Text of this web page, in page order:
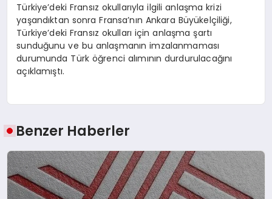
Türkiye’deki Fransız okullarıyla ilgili anlaşma krizi
yaşandıktan sonra Fransa’nın Ankara Büyükelçiliği,
Türkiye’deki Fransız okulları için anlaşma şartı
sunduğunu ve bu anlaşmanın imzalanmaması
durumunda Türk öğrenci alımının durdurulacağını
açıklamıştı.
Benzer Haberler